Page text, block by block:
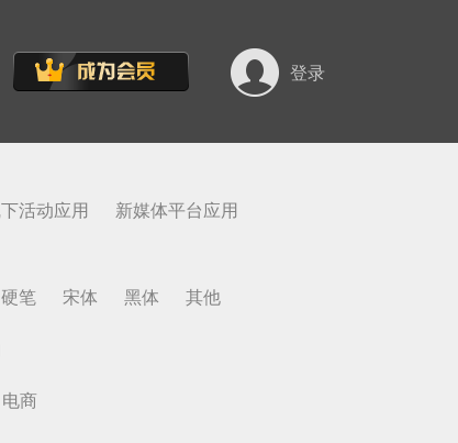
登录
活动应用
新媒体平台应用
硬笔 宋体 黑体 其他
电商